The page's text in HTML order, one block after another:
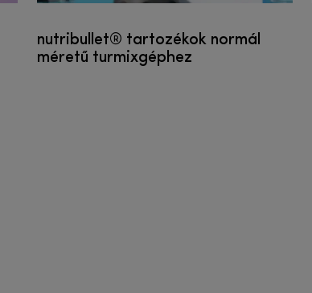
nutribullet® tartozékok normál
méretű turmixgéphez